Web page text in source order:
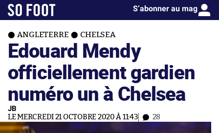
S’abonner au mag
ANGLETERRE CHELSEA
Edouard Mendy
officiellement gardien
numéro un à Chelsea
JB
LE MERCREDI 21 OCTOBRE 2020 À 11:43 28